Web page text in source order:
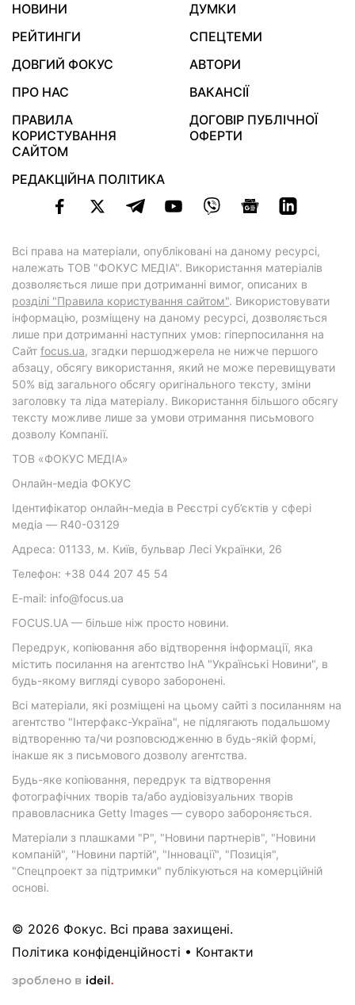
НОВИНИ
ДУМКИ
РЕЙТИНГИ
СПЕЦТЕМИ
ДОВГИЙ ФОКУС
АВТОРИ
ПРО НАС
ВАКАНСІЇ
ПРАВИЛА
КОРИСТУВАННЯ
САЙТОМ
ДОГОВІР ПУБЛІЧНОЇ
ОФЕРТИ
РЕДАКЦІЙНА ПОЛІТИКА
Всі права на матеріали, опубліковані на даному ресурсі,
належать ТОВ "ФОКУС МЕДІА". Використання матеріалів
дозволяється лише при дотриманні вимог, описаних в
розділі "Правила користування сайтом". Використовувати
інформацію, розміщену на даному ресурсі, дозволяється
лише при дотриманні наступних умов: гіперпосилання на
Cайт focus.ua, згадки першоджерела не нижче першого
абзацу, обсягу використання, який не може перевищувати
50% від загального обсягу оригінального тексту, зміни
заголовку та ліда матеріалу. Використання більшого обсягу
тексту можливе лише за умови отримання письмового
дозволу Компанії.
ТОВ «ФОКУС МЕДІА»
Онлайн-медіа ФОКУС
Ідентифікатор онлайн-медіа в Реєстрі суб’єктів у сфері
медіа — R40-03129
Адреса: 01133, м. Київ, бульвар Лесі Українки, 26
Телефон: +38 044 207 45 54
E-mail: info@focus.ua
FOCUS.UA — більше ніж просто новини.
Передрук, копіювання або відтворення інформації, яка
містить посилання на агентство ІнА "Українські Новини", в
будь-якому вигляді суворо заборонені.
Всі матеріали, які розміщені на цьому сайті з посиланням на
агентство "Інтерфакс-Україна", не підлягають подальшому
відтворенню та/чи розповсюдженню в будь-якій формі,
інакше як з письмового дозволу агентства.
Будь-яке копіювання, передрук та відтворення
фотографічних творів та/або аудіовізуальних творів
правовласника Getty Images — суворо забороняється.
Матеріали з плашками "Р", "Новини партнерів", "Новини
компаній", "Новини партій", "Інновації", "Позиція",
"Спецпроект за підтримки" публікуються на комерційній
основі.
© 2026 Фокус. Всі права захищені.
Політика конфіденційності • Контакти